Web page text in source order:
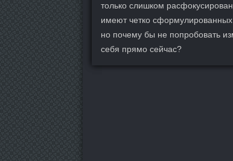
только слишком
имеют четко сформулированных
но почему бы не попробовать
себя прямо сейчас?